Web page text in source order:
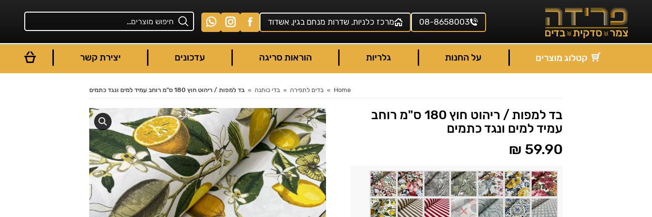
08-8658003 מרכז כלניות, שדרות מנחם בגין, אשדוד
קטלוג מוצרים על החנות גלריות הוראות סריגה עדכונים יצירת קשר
You are here: Home בדים לתפירה בדי כותנה בד למפות / ריהוט חוץ 180 ס"מ רוחב עמיד למים ונגד כתמים
בד למפות / ריהוט חוץ 180 ס"מ רוחב
עמיד למים ונגד כתמים
₪ 59.90